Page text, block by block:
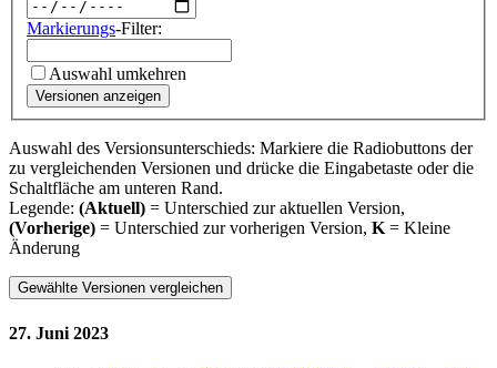
Markierungs-Filter:
Auswahl umkehren
Versionen anzeigen
Auswahl des Versionsunterschieds: Markiere die Radiobuttons der
zu vergleichenden Versionen und drücke die Eingabetaste oder die
Schaltfläche am unteren Rand.
Legende: (Aktuell) = Unterschied zur aktuellen Version,
(Vorherige) = Unterschied zur vorherigen Version, K= Kleine
Änderung
27. Juni 2023